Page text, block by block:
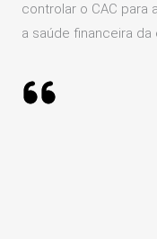
controlar o CAC para
a saúde financeira da